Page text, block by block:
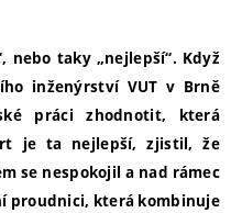
nebo taky „nejlepší“. Když
inženýrství VUT v Brně
práci zhodnotit, která
je ta nejlepší, zjistil, že
se nespokojil a nad rámec
proudnici, která kombinuje